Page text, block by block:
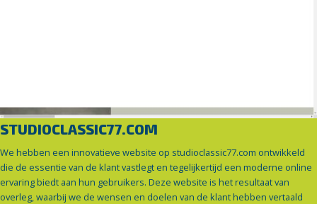
STUDIOCLASSIC77.COM
We hebben een innovatieve website op studioclassic77.com ontwikkeld
die de essentie van de klant vastlegt en tegelijkertijd een moderne online
ervaring biedt aan hun gebruikers. Deze website is het resultaat van
overleg, waarbij we de wensen en doelen van de klant hebben vertaald